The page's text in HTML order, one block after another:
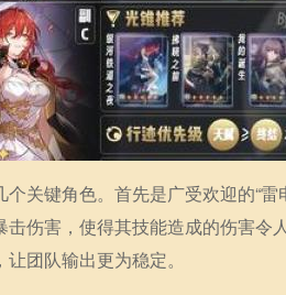
关键角色。首先是广受欢迎的“
伤害，使得其技能造成的伤害
团队输出更为稳定。